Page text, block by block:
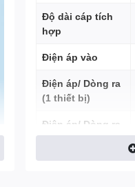
Độ dài cáp tích
hợp
Điện áp vào
Điện áp/ Dòng ra
(1 thiết bị)
Điện áp/ Dòng ra
(2 thiết bị)
Công nghệ an